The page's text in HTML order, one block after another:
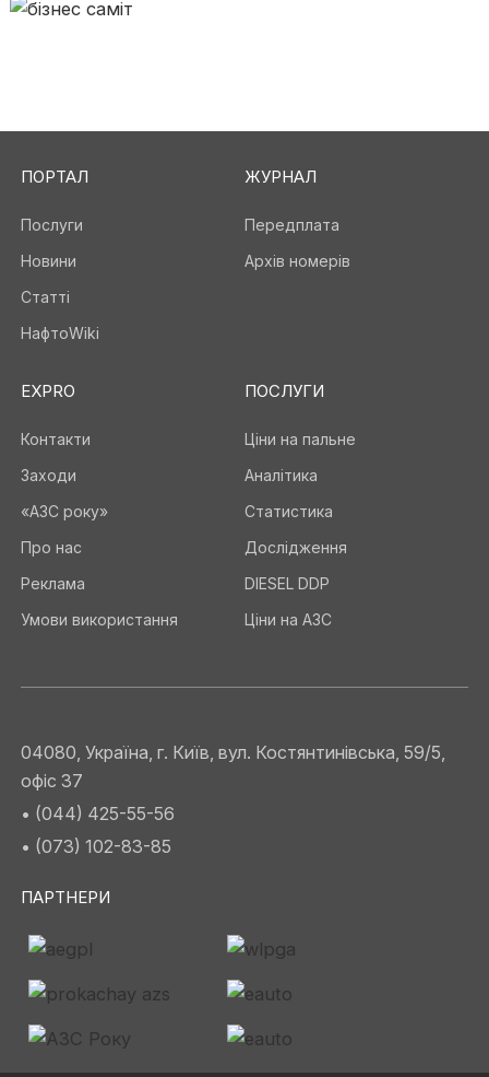
ПОРТАЛ
Послуги
Новини
Статті
НафтоWiki
ЖУРНАЛ
Передплата
Архів номерів
EXPRO
Контакти
Заходи
«АЗС року»
Про нас
Реклама
Умови використання
ПОСЛУГИ
Ціни на пальне
Аналітика
Статистика
Дослідження
DIESEL DDP
Ціни на АЗС
04080, Україна, г. Київ, вул. Костянтинівська, 59/5,
офіс 37
• (044) 425-55-56
• (073) 102-83-85
ПАРТНЕРИ